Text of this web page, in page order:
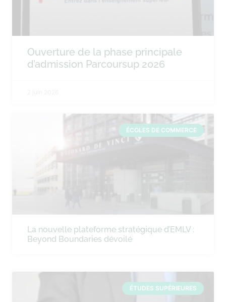
Ouverture de la phase principale
d’admission Parcoursup 2026
ÉCOLES DE COMMERCE
La nouvelle plateforme stratégique d’EMLV :
Beyond Boundaries dévoilé
ÉTUDES SUPÉRIEURES